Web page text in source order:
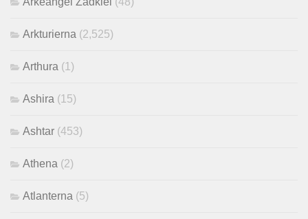
Arkturierna (2,525)
Arthura (1)
Ashira (15)
Ashtar (453)
Athena (2)
Atlanterna (5)